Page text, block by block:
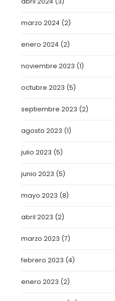
marzo 2024 (2)
enero 2024 (2)
noviembre 2023 (1)
octubre 2023 (5)
septiembre 2023 (2)
agosto 2023 (1)
julio 2023 (5)
junio 2023 (5)
mayo 2023 (8)
abril 2023 (2)
marzo 2023 (7)
febrero 2023 (4)
enero 2023 (2)